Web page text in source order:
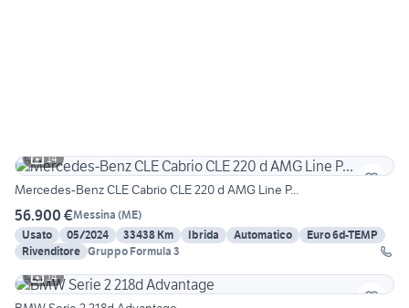
14
Mercedes-Benz CLE Cabrio CLE 220 d AMG Line P...
56.900 €Messina (ME)
Usato
05/2024 33438 Km Ibrida Automatico
Euro 6d-TEMP
Rivenditore Gruppo Formula 3
14